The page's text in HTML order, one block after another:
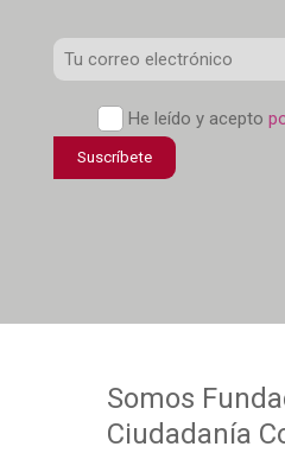
Correo
Política
confidencialidad
He leído y acepto
Suscríbete
Somos
Ciudadanía